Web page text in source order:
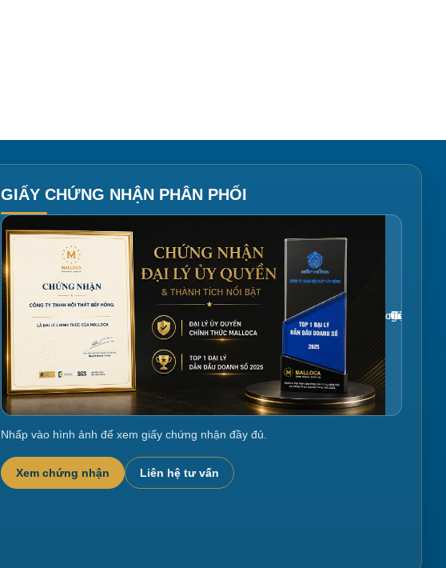
GIẤY CHỨNG NHẬN PHÂN PHỐI
Gắn link ảnh giấy chứng nhận tại đây
Nhấp vào hình ảnh để xem giấy chứng nhận đầy đủ.
Xem chứng nhận Liên hệ tư vấn